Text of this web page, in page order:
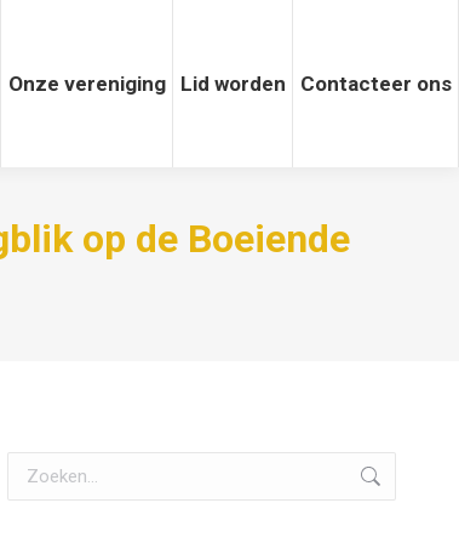
Onze vereniging Lid worden Contacteer ons
op de Boeiende
Zoeken:
vereniging Lid worden Contacteer ons